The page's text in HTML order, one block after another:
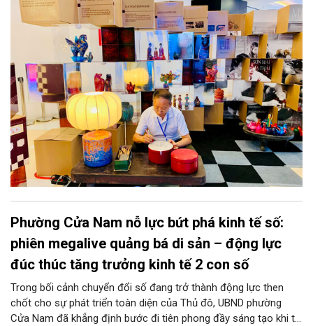
sản. Từ những cuộc “kết duyên” đầy cảm hứng ấy, Hà Nội đang
khơi thông mạch ngầm của hệ sinh thái thủ công, biến vốn cổ
thành động lực bền vững cho tương lai.
Phường Cửa Nam nỗ lực bứt phá kinh tế số:
phiên megalive quảng bá di sản – động lực
đúc thúc tăng trưởng kinh tế 2 con số
Trong bối cảnh chuyển đổi số đang trở thành động lực then
chốt cho sự phát triển toàn diện của Thủ đô, UBND phường
Cửa Nam đã khẳng định bước đi tiên phong đầy sáng tạo khi tổ